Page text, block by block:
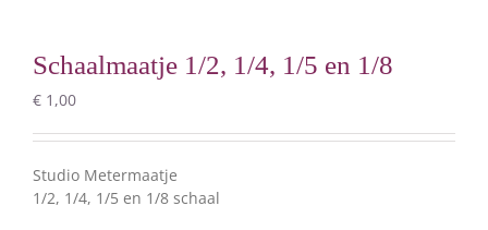
Schaalmaatje 1/2, 1/4, 1/5 en 1/8
€ 1,00
Studio Metermaatje
1/2, 1/4, 1/5 en 1/8 schaal